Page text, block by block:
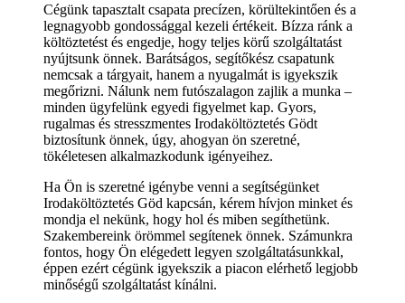
Cégünk tapasztalt csapata precízen, körültekintően és a
legnagyobb gondossággal kezeli értékeit. Bízza ránk a
költöztetést és engedje, hogy teljes körű szolgáltatást
nyújtsunk önnek. Barátságos, segítőkész csapatunk
nemcsak a tárgyait, hanem a nyugalmát is igyekszik
megőrizni. Nálunk nem futószalagon zajlik a munka –
minden ügyfelünk egyedi figyelmet kap. Gyors,
rugalmas és stresszmentes Irodaköltöztetés Gödt
biztosítunk önnek, úgy, ahogyan ön szeretné,
tökéletesen alkalmazkodunk igényeihez.
Ha Ön is szeretné igénybe venni a segítségünket
Irodaköltöztetés Göd kapcsán, kérem hívjon minket és
mondja el nekünk, hogy hol és miben segíthetünk.
Szakembereink örömmel segítenek önnek. Számunkra
fontos, hogy Ön elégedett legyen szolgáltatásunkkal,
éppen ezért cégünk igyekszik a piacon elérhető legjobb
minőségű szolgáltatást kínálni.